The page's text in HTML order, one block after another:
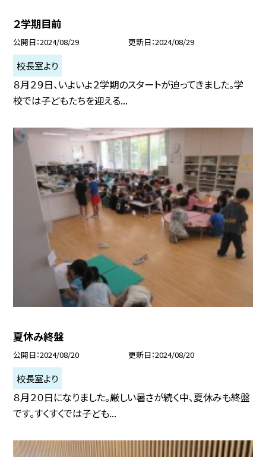
２学期目前
公開日 2024/08/29 更新日 2024/08/29
校長室より
８月２９日、いよいよ２学期のスタートが迫ってきました。学
校では子どもたちを迎える...
夏休み終盤
公開日 2024/08/20 更新日 2024/08/20
校長室より
８月２０日になりました。厳しい暑さが続く中、夏休みも終盤
です。すくすくでは子ども...